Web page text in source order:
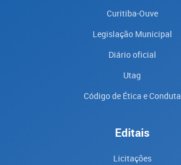
Curitiba-Ouve
Legislação Municipal
Diário oficial
Utag
Código de Ética e Conduta
Editais
Licitações